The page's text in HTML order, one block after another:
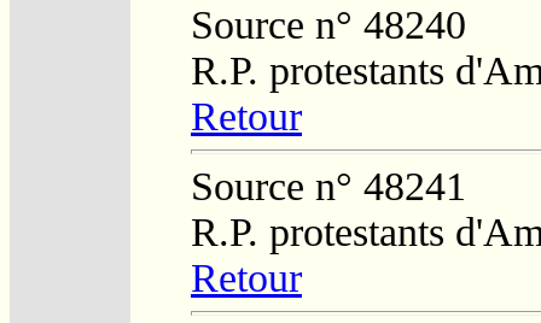
Source n° 48240
R.P. protestants
Retour
Source n° 48241
R.P. protestants
Retour